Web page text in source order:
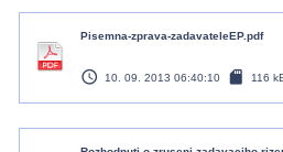
Pisemna-zprava-zadavateleEP.pdf
access_time 10. 09. 2013 06:40:10 sd_card 116